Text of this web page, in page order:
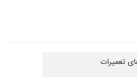
تعمیرات